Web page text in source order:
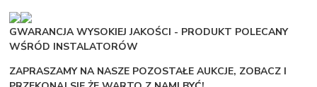
GWARANCJA WYSOKIEJ JAKOŚCI - PRODUKT POLECANY
WŚRÓD INSTALATORÓW
ZAPRASZAMY NA NASZE POZOSTAŁE AUKCJE, ZOBACZ I